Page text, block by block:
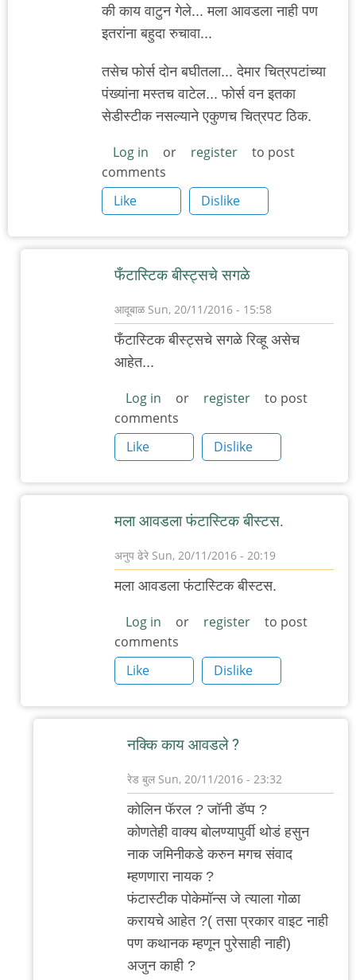
की काय वाटुन गेले... मला आवडला नाही पण
इतरांना बहुदा रुचावा...
तसेच फोर्स दोन बघीतला... देमार चित्रपटांच्या
पंख्यांना मस्तच वाटेल... फोर्स वन इतका
सेडीस्टीक नसल्याने एकुणच चित्रपट ठिक.
Log in or register
to post
comments
Like
Dislike
फँटास्टिक बीस्ट्सचे सगळे
आदूबाळSun, 20/11/2016 - 15:58
In
reply
फंटास्टिक
बिस्ट
अन
हाव
टु
देम
पाहिला..
by
बुल
फँटास्टिक बीस्ट्सचे सगळे रिव्हू असेच
आहेत...
Log in or register
to post
comments
Like
Dislike
मला आवडला फंटास्टिक बीस्टस.
अनुप ढेरे Sun, 20/11/2016 - 20:19
In
फंटास्टिक
बिस्ट
अन
हाव
फाइंड
देम
पाहिला..
मला आवडला फंटास्टिक बीस्टस.
Log in or register
to post
comments
Like
Dislike
नक्कि काय आवडले ?
रेड बुल Sun, 20/11/2016 - 23:32
In
reply
आवडला
फंटास्टिक
कोलिन फॅरल ? जॉनी डॅप्प ?
कोणतेही वाक्य बोलण्यापुर्वी थोडं हसुन
नाक जमिनीकडे करुन मगच संवाद
म्हणणारा नायक ?
फंटास्टीक पोकेमॉन्स जे त्याला गोळा
करायचे आहेत ?( तसा प्रकार वाइट नाही
पण कथानक म्हणून पुरेसाही नाही)
अजुन काही ?